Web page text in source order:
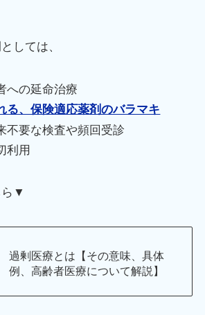
しては、
への延命治療
る、保険適応薬剤のバラマキ
不要な検査や頻回受診
利用
ら▼
過剰医療とは【その意味、具体
例、高齢者医療について解説】